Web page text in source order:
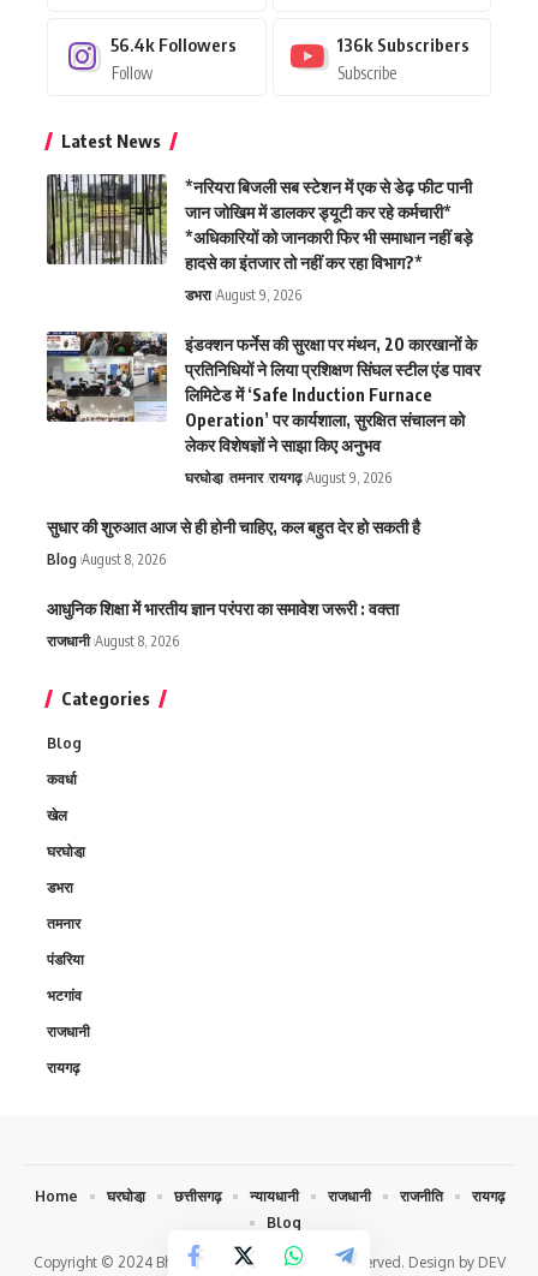
56.4k Followers
Follow
136k Subscribers
Subscribe
Latest News
*नरियरा बिजली सब स्टेशन में एक से डेढ़ फीट पानी
जान जोखिम में डालकर ड्यूटी कर रहे कर्मचारी*
*अधिकारियों को जानकारी फिर भी समाधान नहीं बड़े
हादसे का इंतजार तो नहीं कर रहा विभाग?*
डभरा August 9, 2026
इंडक्शन फर्नेस की सुरक्षा पर मंथन, 20 कारखानों के
प्रतिनिधियों ने लिया प्रशिक्षण सिंघल स्टील एंड पावर
लिमिटेड में ‘Safe Induction Furnace
Operation’ पर कार्यशाला, सुरक्षित संचालन को
लेकर विशेषज्ञों ने साझा किए अनुभव
घरघोडा़ तमनार रायगढ़ August 9, 2026
सुधार की शुरुआत आज से ही होनी चाहिए, कल बहुत देर हो सकती है
Blog August 8, 2026
आधुनिक शिक्षा में भारतीय ज्ञान परंपरा का समावेश जरूरी : वक्ता
राजधानी August 8, 2026
Categories
Blog
कवर्धा
खेल
घरघोडा़
डभरा
तमनार
पंडरिया
भटगांव
राजधानी
रायगढ़
Copyright © 2024 Bhokochand.com. All Rights Reserved. Design by DEV
Home घरघोडा़ छत्तीसगढ़ न्यायधानी राजधानी राजनीति
रायगढ़
Blog